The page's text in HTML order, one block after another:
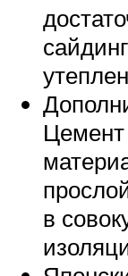
в